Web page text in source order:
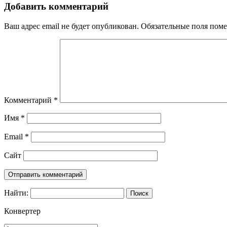
Добавить комментарий
Ваш адрес email не будет опубликован. Обязательные поля
Комментарий *
Имя *
Email *
Сайт
Найти:
Конвертер